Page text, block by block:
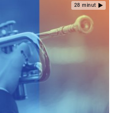
28 minut